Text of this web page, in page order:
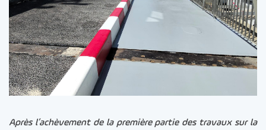
Après l’achèvement de la première partie des travaux sur la